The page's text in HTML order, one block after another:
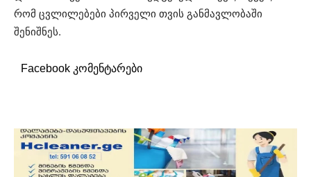
რომ ცვლილებები პირველი თვის განმავლობაში
შენიშნეს.
Facebook კომენტარები